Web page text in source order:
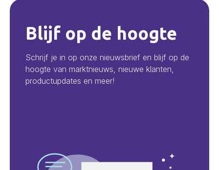
Blijf op de hoogte
Schrijf je in op onze nieuwsbrief en blijf op de
hoogte van marktnieuws, nieuwe klanten,
productupdates en meer!